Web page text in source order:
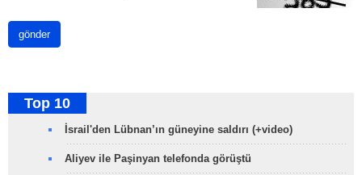
gönder
Top 10
İsrail'den Lübnan’ın güneyine saldırı (+video)
Aliyev ile Paşinyan telefonda görüştü